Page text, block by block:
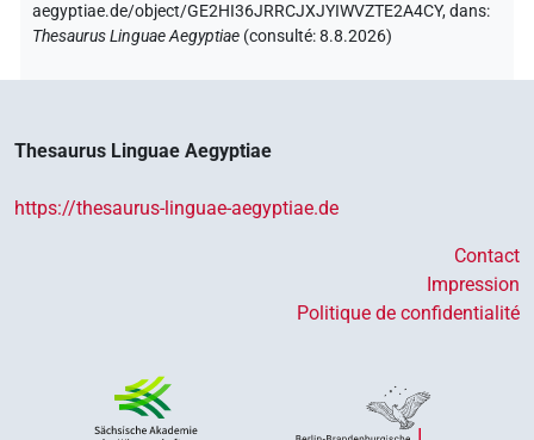
aegyptiae.de/object/GE2HI36JRRCJXJYIWVZTE2A4CY,dans:
Thesaurus Linguae Aegyptiae (consulté:8.8.2026)
Thesaurus Linguae Aegyptiae
https://thesaurus-linguae-aegyptiae.de
Contact
Impression
Politique de confidentialité